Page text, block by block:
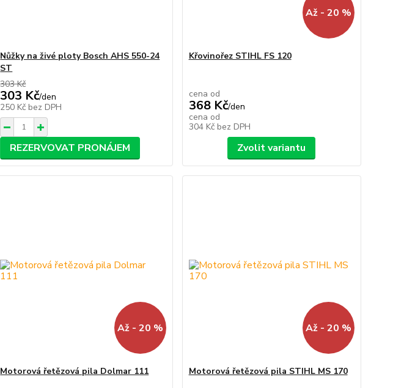
Nůžky na živé ploty Bosch AHS 550-24
ST
303 Kč
303 Kč/den
250 Kč bez DPH
REZERVOVAT PRONÁJEM
Až - 20 %
Křovinořez STIHL FS 120
cena od
368 Kč/den
cena od
304 Kč bez DPH
Zvolit variantu
Až - 20 %
Motorová řetězová pila Dolmar 111
Až - 20 %
Motorová řetězová pila STIHL MS 170